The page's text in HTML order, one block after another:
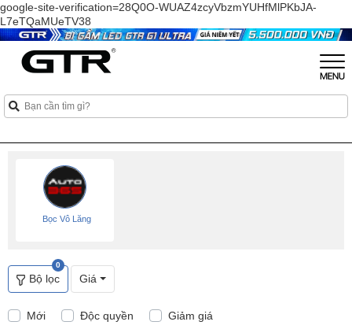
google-site-verification=28Q0O-WUAZ4zcyVbzmYUHfMlPKbJA-
L7eTQaMUeTV38
Bọc Vô Lăng
Bộ lọc
0
Giá
Mới Độc quyền Giảm giá